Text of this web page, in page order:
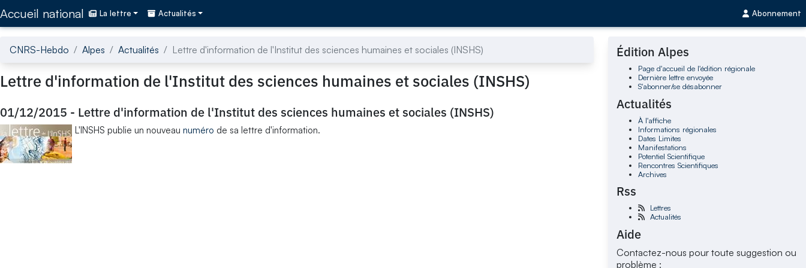
Accueil national La lettre Actualités Abonnement
CNRS-Hebdo Alpes Actualités Lettre d'information de l'Institut des sciences humaines et sociales (INSHS)
Lettre d'information de l'Institut des sciences humaines et sociales (INSHS)
01/12/2015 - Lettre d'information de l'Institut des sciences humaines et sociales (INSHS)
L'INSHS publie un nouveau numéro de sa lettre d'information.
Édition Alpes
Page d'accueil de l'édition régionale
Dernière lettre envoyée
S'abonner/se désabonner
Actualités
À l'affiche
Informations régionales
Dates Limites
Manifestations
Potentiel Scientifique
Rencontres Scientifiques
Archives
Rss
Lettres
Actualités
Aide
Contactez-nous pour toute suggestion ou
problème :